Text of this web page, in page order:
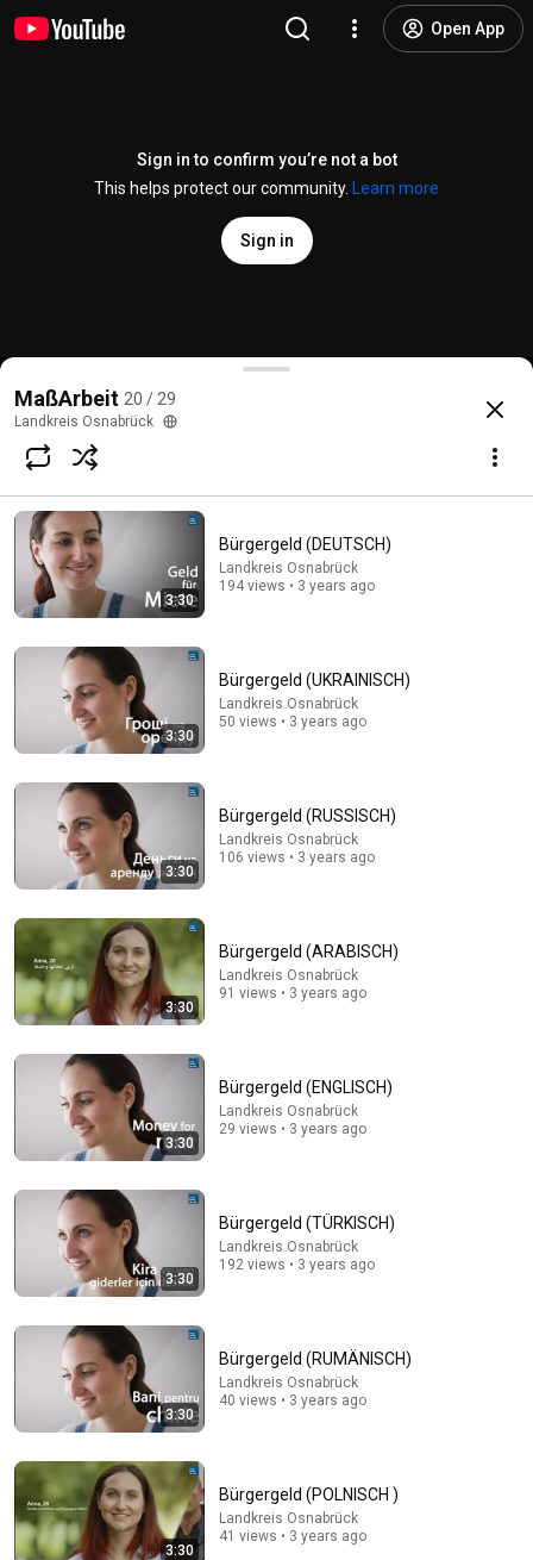
Open App
Sign in to confirm you’re not a bot
This helps protect our community.
Learn more
Sign in
Übergangsmanagegement im Nordkreis: Wir sind
@lkosnabrueck 150 views
Subscribe
Comments
Comments are turned off. Learn more
Doctor Explains: 9 Common Medications That May
Increase Dementia Risk
William Health Insights • 371K views
mein Mann bemerkte es viel zu spät.
Familiengeheimnisse
New
26K views
MaßArbeit 20 / 29
Landkreis Osnabrück
3:30
Bürgergeld (DEUTSCH)
Landkreis Osnabrück
194 views • 3 years ago
3:30
Bürgergeld (UKRAINISCH)
Landkreis Osnabrück
50 views • 3 years ago
3:30
Bürgergeld (RUSSISCH)
Landkreis Osnabrück
106 views • 3 years ago
3:30
Bürgergeld (ARABISCH)
Landkreis Osnabrück
91 views • 3 years ago
3:30
Bürgergeld (ENGLISCH)
Landkreis Osnabrück
29 views • 3 years ago
3:30
Bürgergeld (TÜRKISCH)
Landkreis Osnabrück
192 views • 3 years ago
3:30
Bürgergeld (RUMÄNISCH)
Landkreis Osnabrück
40 views • 3 years ago
3:30
Bürgergeld (POLNISCH )
Landkreis Osnabrück
41 views • 3 years ago